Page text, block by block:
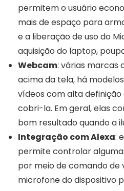
permitem o usuário
mais de espaço para
e a liberação de uso do
aquisição do laptop,
Webcam: várias marcas
acima da tela, há
vídeos com alta
cobri-la. Em geral, elas
bom resultado quando a
Integração com Alexa:
permite controlar
por meio de comando de
microfone do dispositivo